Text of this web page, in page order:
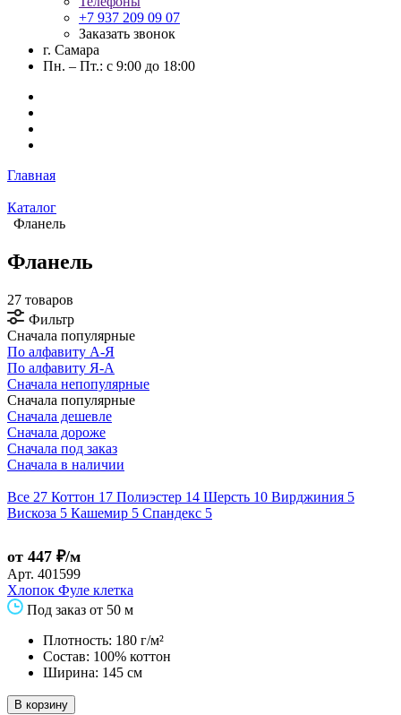
+7 937 209 09 07
Заказать звонок
г. Самара
Пн. – Пт.: с 9:00 до 18:00
Главная
Каталог
Фланель
Фланель
27 товаров
Фильтр
Сначала популярные
По алфавиту А-Я
По алфавиту Я-А
Сначала непопулярные
Сначала популярные
Сначала дешевле
Сначала дороже
Сначала под заказ
Сначала в наличии
Все 27 Коттон 17 Полиэстер 14 Шерсть 10 Вирджиния 5
Вискоза 5 Кашемир 5 Спандекс 5
от 447 ₽/м
Арт. 401599
Хлопок Фуле клетка
Под заказ от 50 м
Плотность: 180 г/м²
Состав: 100% коттон
Ширина: 145 см
В корзину